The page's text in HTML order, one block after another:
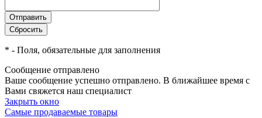
* - Поля, обязательные для заполнения
Сообщение отправлено
Ваше сообщение успешно отправлено. В ближайшее время с
Вами свяжется наш специалист
Закрыть окно
Самые продаваемые товары